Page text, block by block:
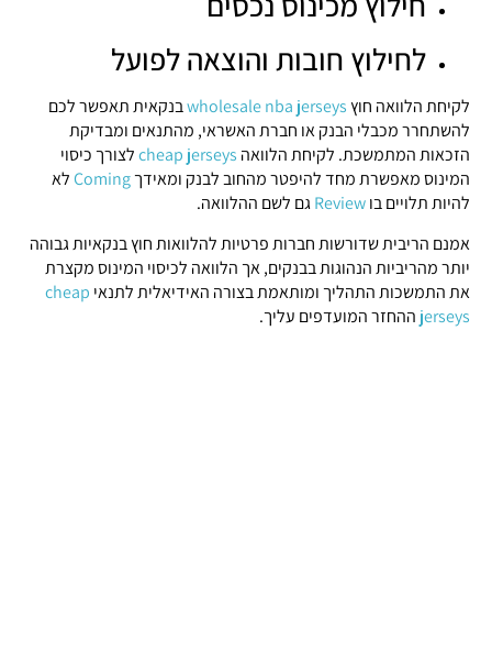
לחילוץ חובות והוצאה לפועל
לקיחת הלוואה חוץwholesale nba jerseysבנקאית תאפשר לכם
להשתחרר מכבלי הבנק או חברת האשראי, מהתנאים ומבדיקת
הזכאות המתמשכת. לקיחת הלוואה cheap jerseysלצורך כיסוי
המינוס מאפשרת מחדלהיפטר מהחוב לבנק ומאידךComingלא
להיות תלויים בוReviewגם לשם ההלוואה.
אמנם הריבית שדורשות חברות פרטיות להלוואות חוץ בנקאיות גבוהה
יותר מהריביות הנהוגות בבנקים, אך הלוואה לכיסוי המינוס מקצרת
את התמשכות התהליך ומותאמת בצורה האידיאלית לתנאי cheap
jerseys ההחזר המועדפים עליך.